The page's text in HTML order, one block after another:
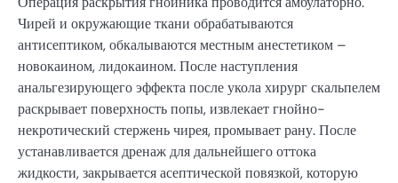
Чирей и окружающие ткани обрабатываются
антисептиком, обкалываются местным анестетиком –
новокаином, лидокаином. После наступления
анальгезирующего эффекта после укола хирург скальпелем
раскрывает поверхность попы, извлекает гнойно-
некротический стержень чирея, промывает рану. После
устанавливается дренаж для дальнейшего оттока
жидкости, закрывается асептической повязкой, которую